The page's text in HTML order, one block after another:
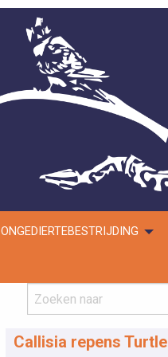
ONGEDIERTEBESTRIJDING
Callisia repens Turtle